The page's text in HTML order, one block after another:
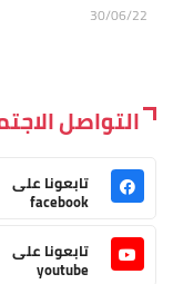
30/06/22
التواصل
تابعونا على
facebook
تابعونا على
youtube